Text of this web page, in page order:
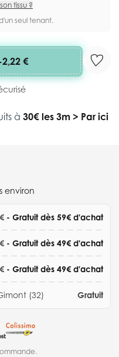
tissu ?
seul tenant.
2,22 €
à 30€ les 3m > Par ici
environ
- Gratuit dès 59€ d'achat
- Gratuit dès 49€ d'achat
- Gratuit dès 49€ d'achat
(32) Gratuit